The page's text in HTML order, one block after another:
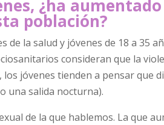
¿ha
población?
la salud y jóvenes de 18 a 35
consideran que la
jóvenes tienden a pensar que
una salida nocturna).
de la que hablemos. La que